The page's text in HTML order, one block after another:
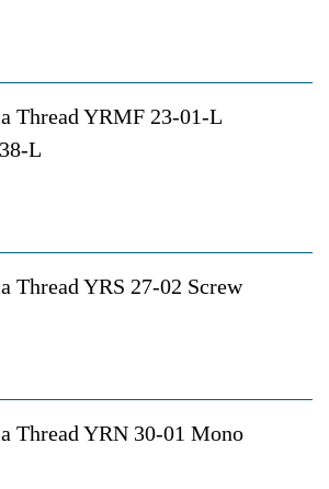
Thread YRMF 23-01-L
L
Thread YRS 27-02 Screw
Thread YRN 30-01 Mono